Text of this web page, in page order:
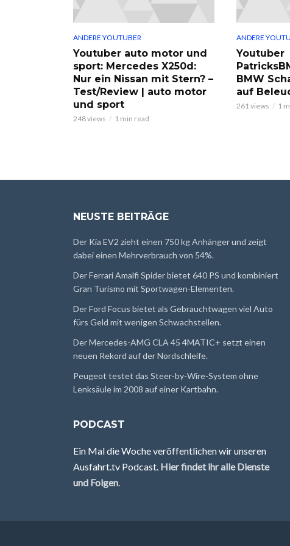
ANDERE YOUTUBER
Youtuber auto motor und
sport: Mercedes X250d:
Nur ein Nissan mit Stern? –
Test/Review | auto motor
und sport
248 views 1 min read
ANDERE
Youtuber
BMW
auf
261 views 1
NEUSTE BEITRÄGE
Der Kia EV2 zieht einen 750 kg Anhänger und zeigt
dabei einen Mehrverbrauch von 54%.
Der Ferrari Amalfi Spider bietet 640 PS und kombiniert
Gran Turismo mit Sportwagen-Elementen.
Der Ford Focus bietet als Gebrauchtwagen viel Auto
fürs Geld mit wenigen Schwachstellen.
Der Mercedes-AMG CLA 45 4MATIC+ setzt einen
neuen Rekord auf der Nordschleife.
Peugeot testet das Steer-by-Wire-System ohne
Lenksäule im 2008 auf einer Kartbahn.
PODCAST
Ein Mal die Woche veröffentlichen wir unseren
Ausfahrt.tv Podcast. Hier findet ihr alle Dienste
und Folgen